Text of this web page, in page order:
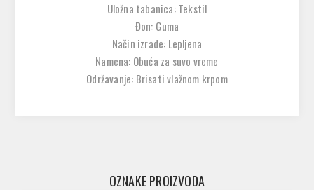
Uložna tabanica: Tekstil
Đon: Guma
Način izrade: Lepljena
Namena: Obuća za suvo vreme
Održavanje: Brisati vlažnom krpom
OZNAKE PROIZVODA